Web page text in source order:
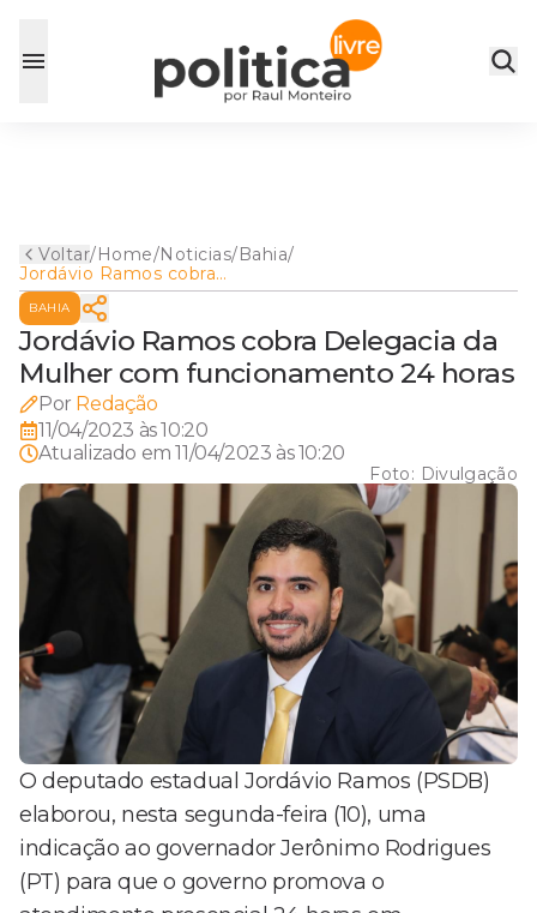
Voltar/Home/Noticias/Bahia/
Jordávio Ramos cobra
Delegacia da Mulher com
funcionamento 24 horas
BAHIA
Jordávio Ramos cobra Delegacia da
Mulher com funcionamento 24 horas
Por Redação
11/04/2023 às 10:20
Atualizado em11/04/2023 às 10:20
Foto: Divulgação
O deputado estadual Jordávio Ramos (PSDB)
elaborou, nesta segunda-feira (10), uma
indicação ao governador Jerônimo Rodrigues
(PT) para que o governo promova o